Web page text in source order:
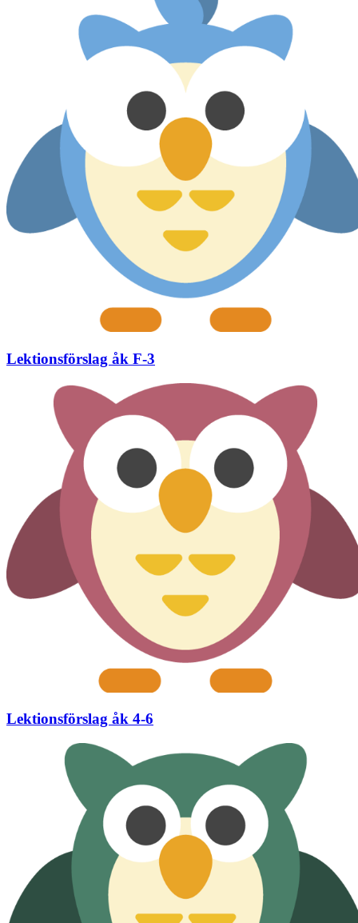
Lektionsförslag åk F-3
Lektionsförslag åk 4-6